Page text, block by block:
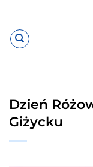
zawartości
Dzień
Giżycku